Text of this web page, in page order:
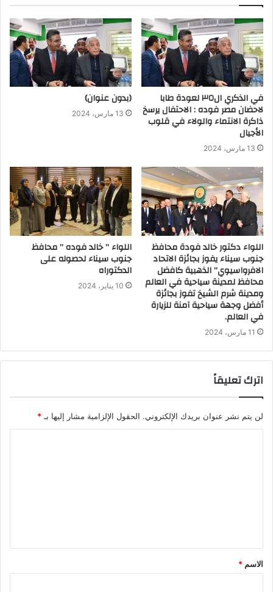
في الذكري ال٣٥ لعودة طابا
لاحضان مصر فوده : الاحتفال يرسخ
ذاكرة الانتماء والولاء في قلوب
الأجيال
13 مارس، 2024
(بدون عنوان)
13 مارس، 2024
اللواء دكتور خالد فودة محافظ
جنوب سيناء يفوز بجائزة الاتحاد
الافرواسيوي” الذهبية كافضل
محافظ لمدينة سياحية في العالم
ومدينة شرم الشيخ تفوز بجائزة
أفضل وجهة سياحية آمنة للزيارة
في العالم.
11 مارس، 2024
اللواء ” خالد فوده ” محافظ
جنوب سيناء لحصوله على
الدكتوراه
10 يناير، 2024
اترك تعليقاً
لن يتم نشر عنوان بريدك الإلكتروني. الحقول الإلزامية مشار إليها بـ*
الاسم *